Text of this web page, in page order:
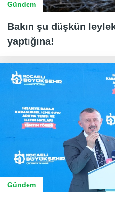
Gündem
Bakın şu düşkün
yaptığına!
Gündem